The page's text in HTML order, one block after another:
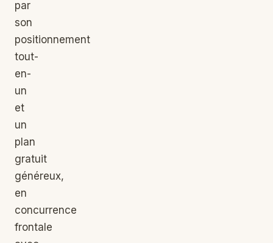
par
son
positionnement
tout-
en-
un
et
un
plan
gratuit
généreux,
en
concurrence
frontale